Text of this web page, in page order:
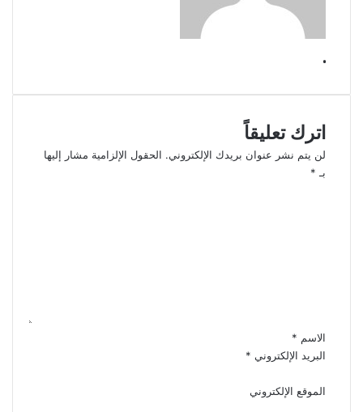
.
اترك تعليقاً
لن يتم نشر عنوان بريدك الإلكتروني. الحقول الإلزامية مشار إليها
بـ *
الاسم *
البريد الإلكتروني *
الموقع الإلكتروني